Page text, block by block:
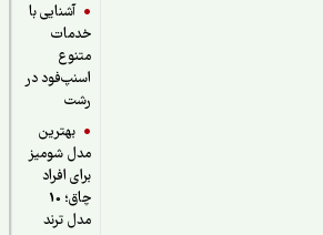
آشنایی با
خدمات
اسنپ‌فود در
بهترین
مدل شومیز
برای افراد
چاق؛ 10
مدل ترند